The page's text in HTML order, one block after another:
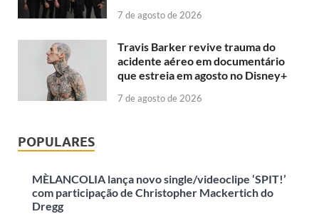
7 de agosto de 2026
Travis Barker revive trauma do
acidente aéreo em documentário
que estreia em agosto no Disney+
7 de agosto de 2026
POPULARES
MÈLANCOLIA lança novo single/videoclipe ‘SPIT!’
com participação de Christopher Mackertich do
Dregg